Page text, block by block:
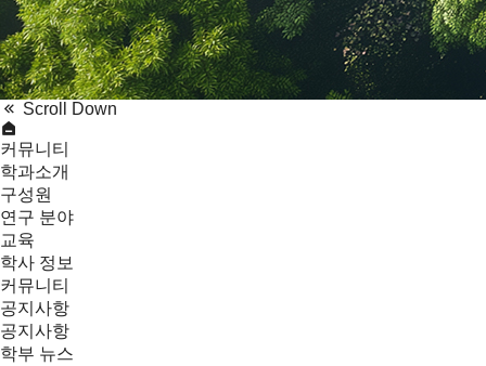
Scroll Down
커뮤니티
학과소개
구성원
연구 분야
교육
학사 정보
커뮤니티
공지사항
공지사항
학부 뉴스